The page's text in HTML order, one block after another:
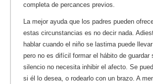
completa de percances previos.
La mejor ayuda que los padres pueden
estas circunstancias es no decir nada.
hablar cuando el niño se lastima puede
pero no es difícil formar el hábito de guardar
silencio no necesita inhibir el afecto. Se
si él lo desea, o rodearlo con un brazo. A